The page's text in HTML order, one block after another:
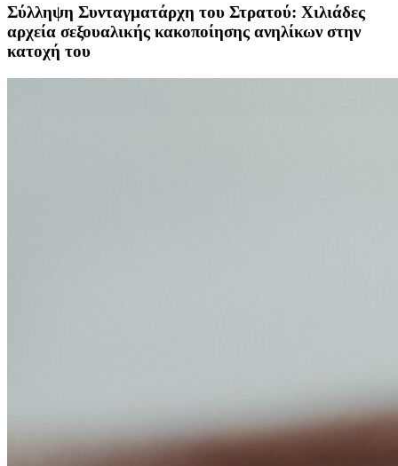
Σύλληψη Συνταγματάρχη του Στρατού: Χιλιάδες
αρχεία σεξουαλικής κακοποίησης ανηλίκων στην
κατοχή του